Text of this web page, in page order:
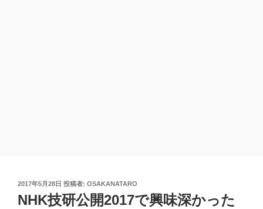
投
稿
日:
2017年5月28日 投稿者: OSAKANATARO
NHK技研公開2017で興味深かった